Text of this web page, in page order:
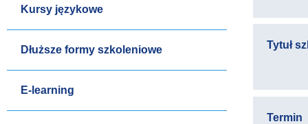
Kursy językowe
Dłuższe formy szkoleniowe
E-learning
Tytuł
Termin